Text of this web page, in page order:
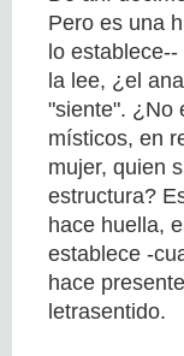
Pero es una
lo
la lee, ¿el
"siente". ¿No
místicos, en
mujer, quien
estructura?
hace huella,
establece -
hace
letrasentido.